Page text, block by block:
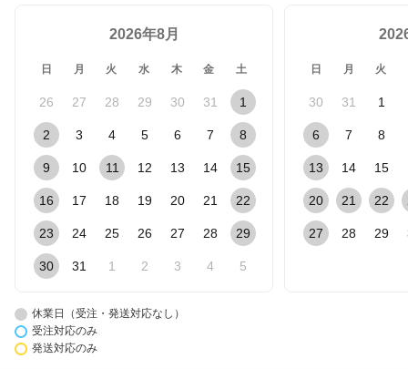
2026年8月
日 月 火 水 木 金 土
26 27 28 29 30 31 1
2 3 4 5 6 7 8
9 10 11 12 13 14 15
16 17 18 19 20 21 22
23 24 25 26 27 28 29
30 31 1 2 3 4 5
日 月 火
30 31 1
6 7 8
13 14 15
20 21 22
27 28 29
休業日（受注・発送対応なし）
受注対応のみ
発送対応のみ